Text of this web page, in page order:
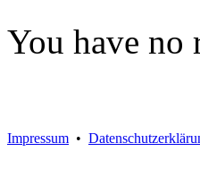
You have no
Impressum •